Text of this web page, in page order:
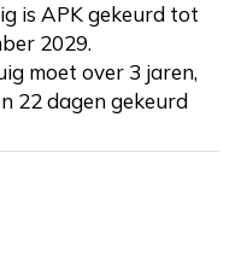
is APK gekeurd tot
2029.
moet over 3 jaren,
22 dagen gekeurd